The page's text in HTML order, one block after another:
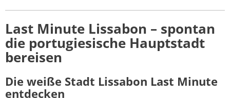
Last Minute Lissabon – spontan
die portugiesische Hauptstadt
bereisen
Die weiße Stadt Lissabon Last Minute
entdecken